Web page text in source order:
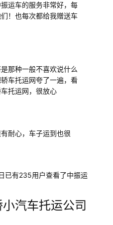
运车的服务非常好，每
！也每次都给我赠送车
那种一般不喜欢说什么
车托运网夸了一遍，看
托运网，很放心
耐心，车子运到也很
已有235用户查看了中振运
汽车托运公司